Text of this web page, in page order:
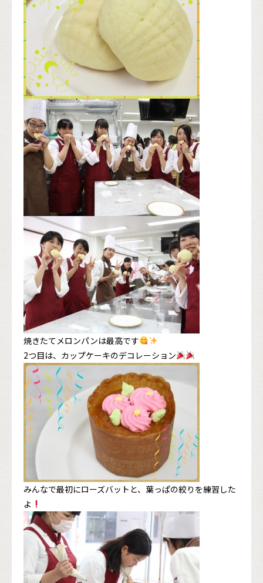
焼きたてメロンパンは最高です
2つ目は、カップケーキのデコレーション
みんなで最初にローズバットと、葉っぱの絞りを練習した
よ